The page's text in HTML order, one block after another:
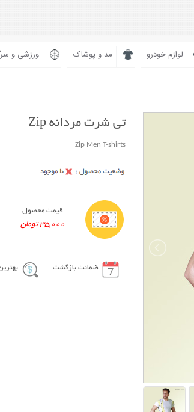
لوازم خودرو مد و پوشاک ورزشی و
تی شرت مردانه Zip
Zip Men T-shirts
قیمت محصول
35,000 تومان
ضمانت بازگشت